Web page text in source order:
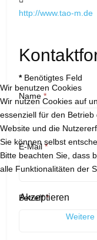
http://www.tao-m.de
*Benötigtes Feld
Name *
E-Mail*
Betreff*
Wir benutzen Cookies
Wir nutzen Cookies auf
essenziell für den
Website und die
Sie können selbst
Bitte beachten Sie, dass
alle Funktionalitäten der
Akzeptieren
Weitere